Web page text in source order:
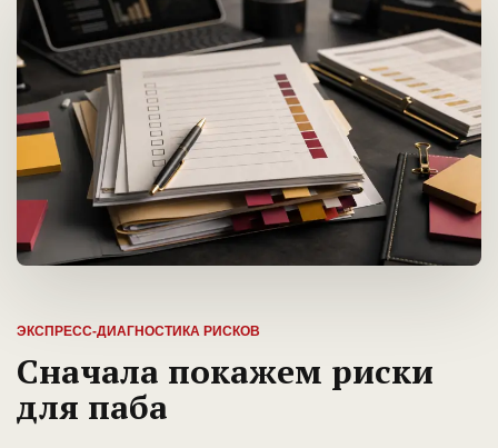
ЭКСПРЕСС-ДИАГНОСТИКА РИСКОВ
Сначала покажем риски
для паба